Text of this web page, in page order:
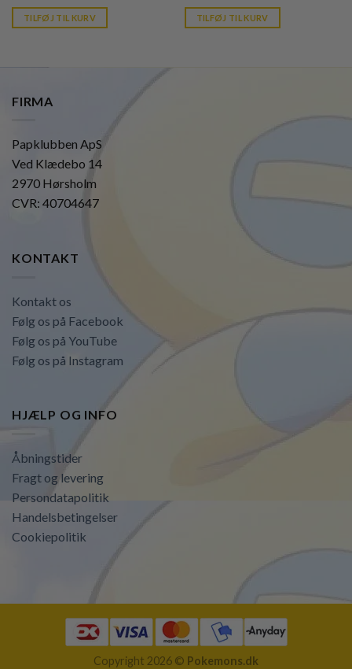
is:
kr. 39,95.
TILFØJ TIL KURV
is:
kr. 39,95.
TILFØJ TIL KURV
FIRMA
Papklubben ApS
Ved Klædebo 14
2970 Hørsholm
CVR: 40704647
KONTAKT
Kontakt os
Følg os på Facebook
Følg os på YouTube
Følg os på Instagram
HJÆLP OG INFO
Åbningstider
Fragt og levering
Persondatapolitik
Handelsbetingelser
Cookiepolitik
Copyright 2026 © Pokemons.dk